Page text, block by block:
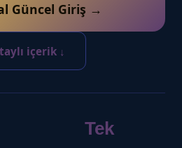
Güncel Giriş →
içerik ↓
Tek